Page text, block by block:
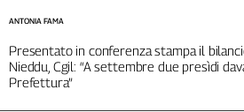
Presentato in conferenza stampa il
Nieddu, Cgil: “A settembre due presìdi
Prefettura”
ANTONIA FAMA